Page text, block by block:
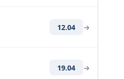
12.04 →
19.04 →